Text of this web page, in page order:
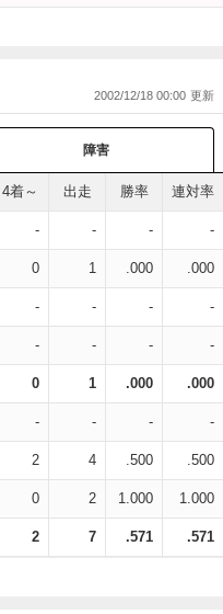
2002/12/18 00:00
障害
4着～ 出走 勝率 連対率
- - - -
0 1 .000 .000
- - - -
- - - -
0 1 .000 .000
- - - -
2 4 .500 .500
0 2 1.000 1.000
2 7 .571 .571